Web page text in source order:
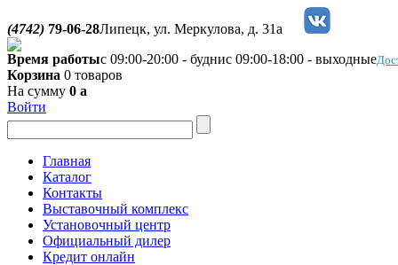
(4742) 79-06-28Липецк, ул. Меркулова, д. 31а
Время работыс 09:00-20:00 - буднис 09:00-18:00 - выходные
Корзина 0 товаров
На сумму 0 a
Войти
Главная
Каталог
Контакты
Выставочный комплекс
Установочный центр
Официальный дилер
Кредит онлайн